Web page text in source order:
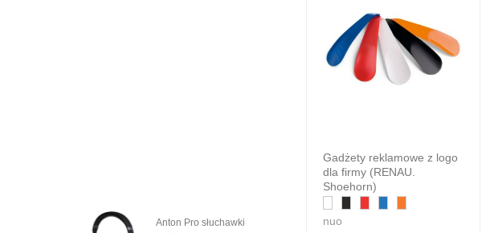
Gadżety reklamowe z logo
dla firmy (RENAU.
Shoehorn)
nuo
Anton Pro słuchawki